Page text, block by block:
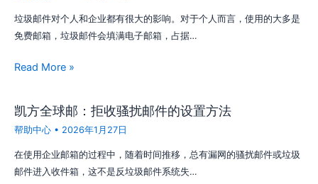
垃圾邮件对个人和企业都有很大的影响。对于个人而言，使用的大多是
免费邮箱，垃圾邮件会填满电子邮箱，占据…
Read More »
凯方全球邮：拒收骚扰邮件的设置方法
帮助中心 • 2026年1月27日
在使用企业邮箱的过程中，随着时间推移，总有漏网的骚扰邮件或垃圾
邮件进入收件箱，这不是反垃圾邮件系统失…